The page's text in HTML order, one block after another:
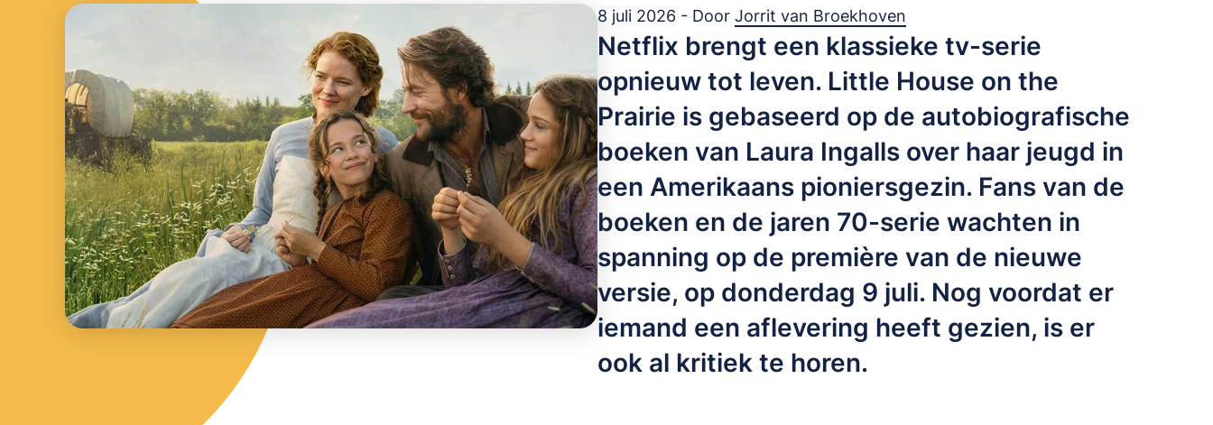
8 juli 2026 - Door Jorrit van Broekhoven
Netflix brengt een klassieke tv-serie
opnieuw tot leven. Little House on the
Prairie is gebaseerd op de autobiografische
boeken van Laura Ingalls over haar jeugd in
een Amerikaans pioniersgezin. Fans van de
boeken en de jaren 70-serie wachten in
spanning op de première van de nieuwe
versie, op donderdag 9 juli. Nog voordat er
iemand een aflevering heeft gezien, is er
ook al kritiek te horen.